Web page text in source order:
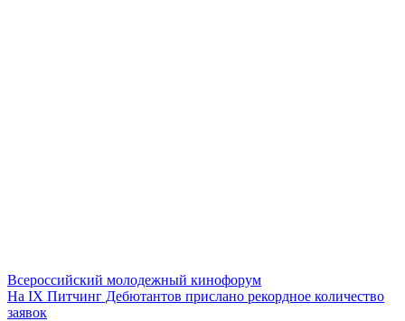
Всероссийский молодежный кинофорум
На IХ Питчинг Дебютантов прислано рекордное количество
заявок